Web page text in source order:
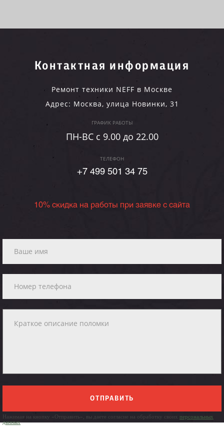
Контактная информация
Ремонт техники NEFF в Москве
Адрес: Москва, улица Новинки, 31
ГРАФИК РАБОТЫ
ПН-ВC c 9.00 до 22.00
ТЕЛЕФОН
+7 499 501 34 75
10% скидка на работы при заявке с сайта
ОТПРАВИТЬ
Нажимая на кнопку «Отправить», вы даете согласие на обработку своих персональных
данных